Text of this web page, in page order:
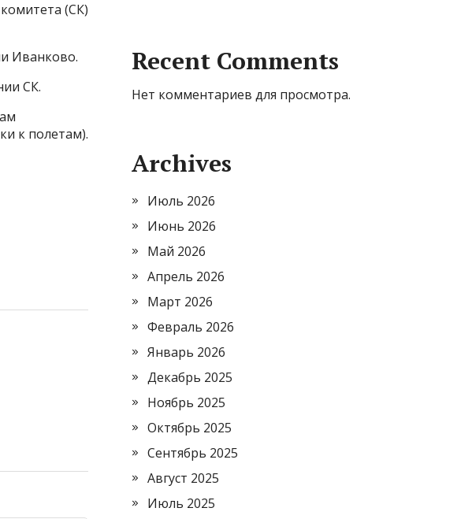
(СК)
Иванково.
СК.
к полетам).
Recent Comments
Нет комментариев для просмотра.
Archives
Июль 2026
Июнь 2026
Май 2026
Апрель 2026
Март 2026
Февраль 2026
Январь 2026
Декабрь 2025
Ноябрь 2025
Октябрь 2025
Сентябрь 2025
Август 2025
Июль 2025